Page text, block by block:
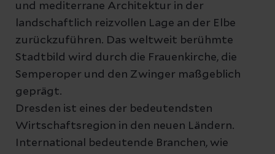
und mediterrane Architektur in der
landschaftlich reizvollen Lage an der Elbe
zurückzuführen. Das weltweit berühmte
Stadtbild wird durch die Frauenkirche, die
Semperoper und den Zwinger maßgeblich
geprägt.
Dresden ist eines der bedeutendsten
Wirtschaftsregion in den neuen Ländern.
International bedeutende Branchen, wie